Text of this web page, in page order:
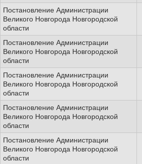
Постановление Администрации
Великого Новгорода Новгородской
области
Постановление Администрации
Великого Новгорода Новгородской
области
Постановление Администрации
Великого Новгорода Новгородской
области
Постановление Администрации
Великого Новгорода Новгородской
области
Постановление Администрации
Великого Новгорода Новгородской
области